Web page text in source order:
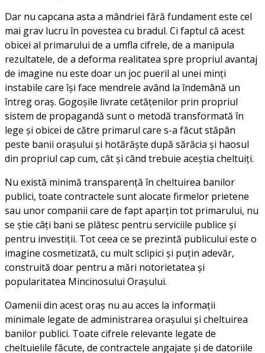
Dar nu capcana asta a mândriei fără fundament este cel
mai grav lucru în povestea cu bradul. Ci faptul că acest
obicei al primarului de a umfla cifrele, de a manipula
rezultatele, de a deforma realitatea spre propriul avantaj
de imagine nu este doar un joc pueril al unei minți
instabile care își face mendrele având la îndemână un
întreg oraș. Gogoșile livrate cetățenilor prin propriul
sistem de propagandă sunt o metodă transformată în
lege și obicei de către primarul care s-a făcut stăpân
peste banii orașului și hotărăște după sărăcia și haosul
din propriul cap cum, cât și când trebuie aceștia cheltuiți.
Nu există minimă transparență în cheltuirea banilor
publici, toate contractele sunt alocate firmelor prietene
sau unor companii care de fapt aparțin tot primarului, nu
se știe câți bani se plătesc pentru serviciile publice și
pentru investiții. Tot ceea ce se prezintă publicului este o
imagine cosmetizată, cu mult sclipici și puțin adevăr,
construită doar pentru a mări notorietatea și
popularitatea Mincinosului Orașului.
Oamenii din acest oraș nu au acces la informații
minimale legate de administrarea orașului și cheltuirea
banilor publici. Toate cifrele relevante legate de
cheltuielile făcute, de contractele angajate și de datoriile